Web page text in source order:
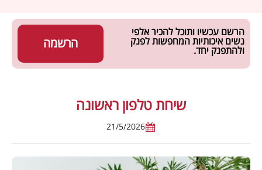
הרשמה
הרשם עכשיו ותוכל להכיר אלפי
נשים איכותיות המחפשות לפנק
ולהתפנק יחד.
שיחת טלפון ראשונה
21/5/2026